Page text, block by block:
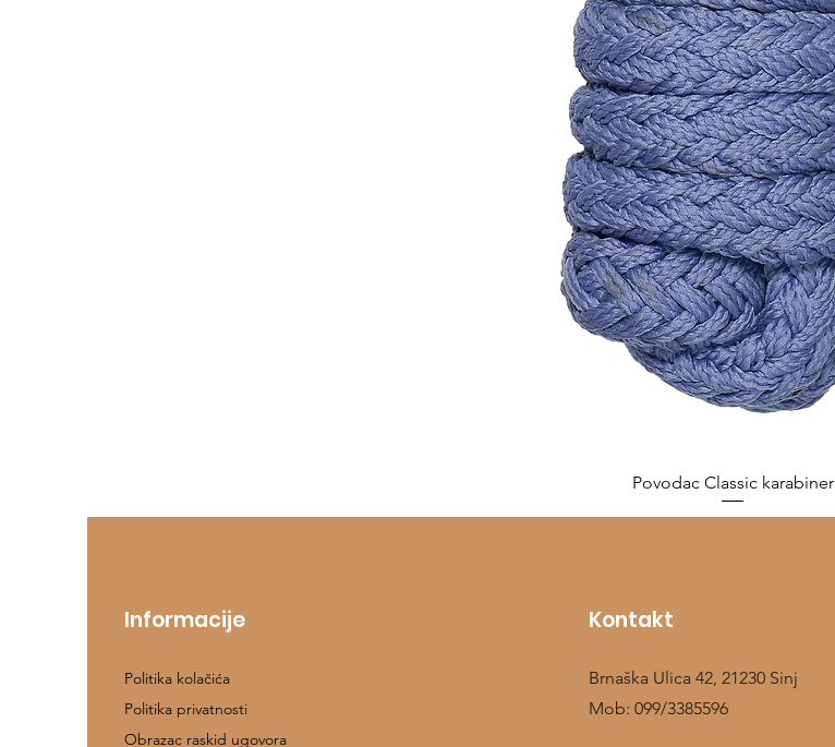
Povodac Classic karabiner
Cijena
10,00 €
Informacije
Politika kolačića
Politika privatnosti
Obrazac raskid ugovora
Kontakt
Brnaška Ulica 42, 21230 Sinj
Mob:099/3385596